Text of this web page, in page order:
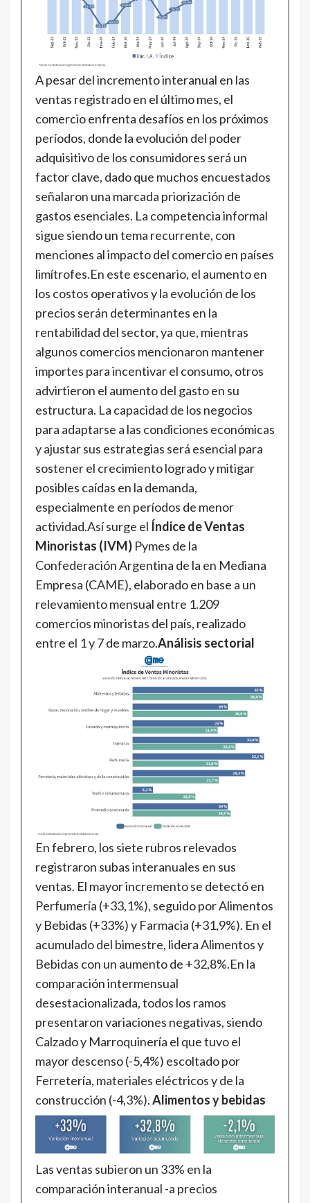
A pesar del incremento interanual en las
ventas registrado en el último mes, el
comercio enfrenta desafíos en los próximos
períodos, donde la evolución del poder
adquisitivo de los consumidores será un
factor clave, dado que muchos encuestados
señalaron una marcada priorización de
gastos esenciales. La competencia informal
sigue siendo un tema recurrente, con
menciones al impacto del comercio en países
limítrofes.En este escenario, el aumento en
los costos operativos y la evolución de los
precios serán determinantes en la
rentabilidad del sector, ya que, mientras
algunos comercios mencionaron mantener
importes para incentivar el consumo, otros
advirtieron el aumento del gasto en su
estructura. La capacidad de los negocios
para adaptarse a las condiciones económicas
y ajustar sus estrategias será esencial para
sostener el crecimiento logrado y mitigar
posibles caídas en la demanda,
especialmente en períodos de menor
actividad.Así surge el Índice de Ventas
Minoristas (IVM) Pymes de la
Confederación Argentina de la en Mediana
Empresa (CAME), elaborado en base a un
relevamiento mensual entre 1.209
comercios minoristas del país, realizado
entre el 1 y 7 de marzo.Análisis sectorial
En febrero, los siete rubros relevados
registraron subas interanuales en sus
ventas. El mayor incremento se detectó en
Perfumería (+33,1%), seguido por Alimentos
y Bebidas (+33%) y Farmacia (+31,9%). En el
acumulado del bimestre, lidera Alimentos y
Bebidas con un aumento de +32,8%.En la
comparación intermensual
desestacionalizada, todos los ramos
presentaron variaciones negativas, siendo
Calzado y Marroquinería el que tuvo el
mayor descenso (-5,4%) escoltado por
Ferretería, materiales eléctricos y de la
construcción (-4,3%).Alimentos y bebidas
Las ventas subieron un 33% en la
comparación interanual -a precios